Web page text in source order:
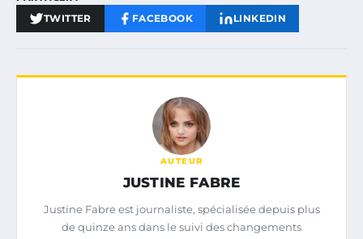
TWITTER FACEBOOK LINKEDIN
AUTEUR
JUSTINE FABRE
Justine Fabre est journaliste, spécialisée depuis plus
de quinze ans dans le suivi des changements